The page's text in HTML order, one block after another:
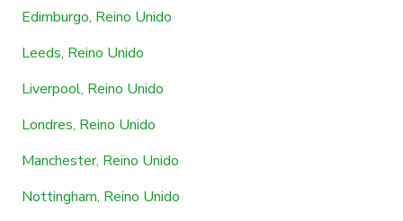
Edimburgo, Reino Unido
Leeds, Reino Unido
Liverpool, Reino Unido
Londres, Reino Unido
Manchester, Reino Unido
Nottingham, Reino Unido